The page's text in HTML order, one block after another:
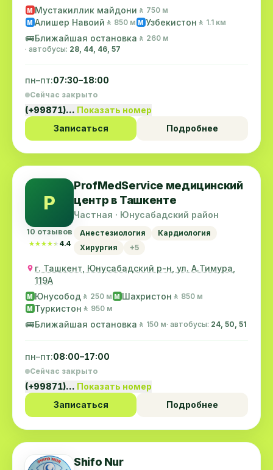
M Мустакиллик майдони 🚶 750 м
M Алишер Навоий 🚶 850 м M Узбекистон 🚶 1.1 км
🚌Ближайшая остановка 🚶 260 м
· автобусы: 28, 44, 46, 57
пн–пт:07:30–18:00
Сейчас закрыто
(+99871)… Показать номер
Записаться
Подробнее
P
10 отзывов
★★★★★
★★★★★ 4.4
ProfMedService медицинский
центр в Ташкенте
Частная · Юнусабадский район
Анестезиология
Кардиология
Хирургия
+5
г. Ташкент, Юнусабадский р-н, ул. А.Тимура,
119A
M Юнусобод 🚶 250 м M Шахристон 🚶 850 м
M Туркистон 🚶 950 м
🚌Ближайшая остановка 🚶 150 м· автобусы: 24, 50, 51
пн–пт:08:00–17:00
Сейчас закрыто
(+99871)… Показать номер
Записаться
Подробнее
Shifo Nur